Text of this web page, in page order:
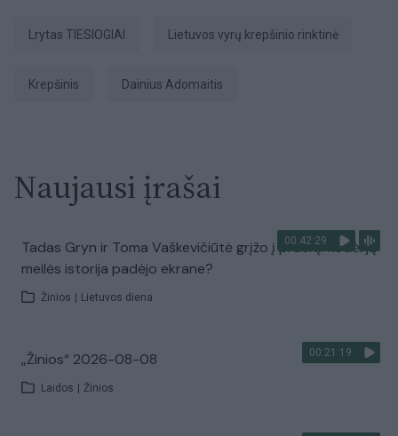
Lrytas TIESIOGIAI Lietuvos vyrų krepšinio rinktinė
Krepšinis Dainius Adomaitis
Naujausi įrašai
00:42:29
Tadas Gryn ir Toma Vaškevičiūtė grįžo į praeitį: kodėl jų
meilės istorija padėjo ekrane?
Žinios Lietuvos diena
00:21:19
„Žinios“ 2026-08-08
Laidos Žinios